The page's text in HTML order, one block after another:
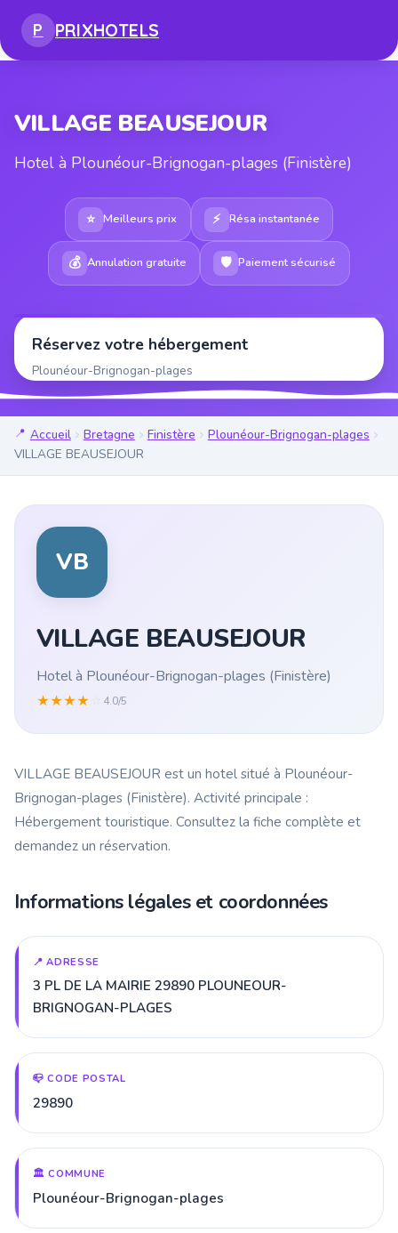
P PRIXHOTELS
VILLAGE BEAUSEJOUR
Hotel à Plounéour-Brignogan-plages (Finistère)
⭐ Meilleurs prix ⚡ Résa instantanée
💰 Annulation gratuite 🛡 Paiement sécurisé
Réservez votre hébergement
Plounéour-Brignogan-plages
Accueil Bretagne Finistère
Plounéour-Brignogan-plages
VILLAGE BEAUSEJOUR
VB
VILLAGE BEAUSEJOUR
Hotel à Plounéour-Brignogan-plages (Finistère)
★★★★ 4.0/5
VILLAGE BEAUSEJOUR est un hotel situé à Plounéour-
Brignogan-plages (Finistère). Activité principale :
Hébergement touristique. Consultez la fiche complète et
demandez un réservation.
Informations légales et coordonnées
📍 ADRESSE
3 PL DE LA MAIRIE 29890 PLOUNEOUR-
BRIGNOGAN-PLAGES
📪 CODE POSTAL
29890
🏛️ COMMUNE
Plounéour-Brignogan-plages